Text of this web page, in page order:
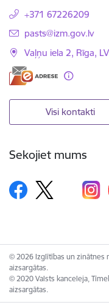
+371 67226209
E-pasts:
pasts@izm.gov.lv
Vaļņu iela 2, Rīga,
Visi kontakti
Sekojiet mums
© 2026 Izglītības un zinātnes
aizsargātas.
© 2020 Valsts kanceleja,
aizsargātas.